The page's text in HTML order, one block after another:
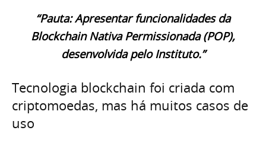
“Pauta: Apresentar funcionalidades da
Blockchain Nativa Permissionada (POP),
desenvolvida pelo Instituto.”
Tecnologia blockchain foi criada com
criptomoedas, mas há muitos casos de
uso